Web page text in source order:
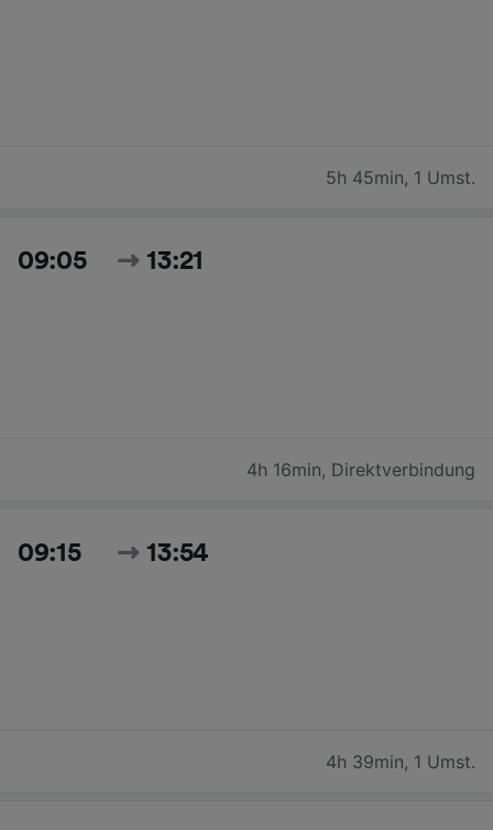
5h 45min, 1 Umst.
09:05 13:21
4h 16min, Direktverbindung
09:15 13:54
4h 39min, 1 Umst.